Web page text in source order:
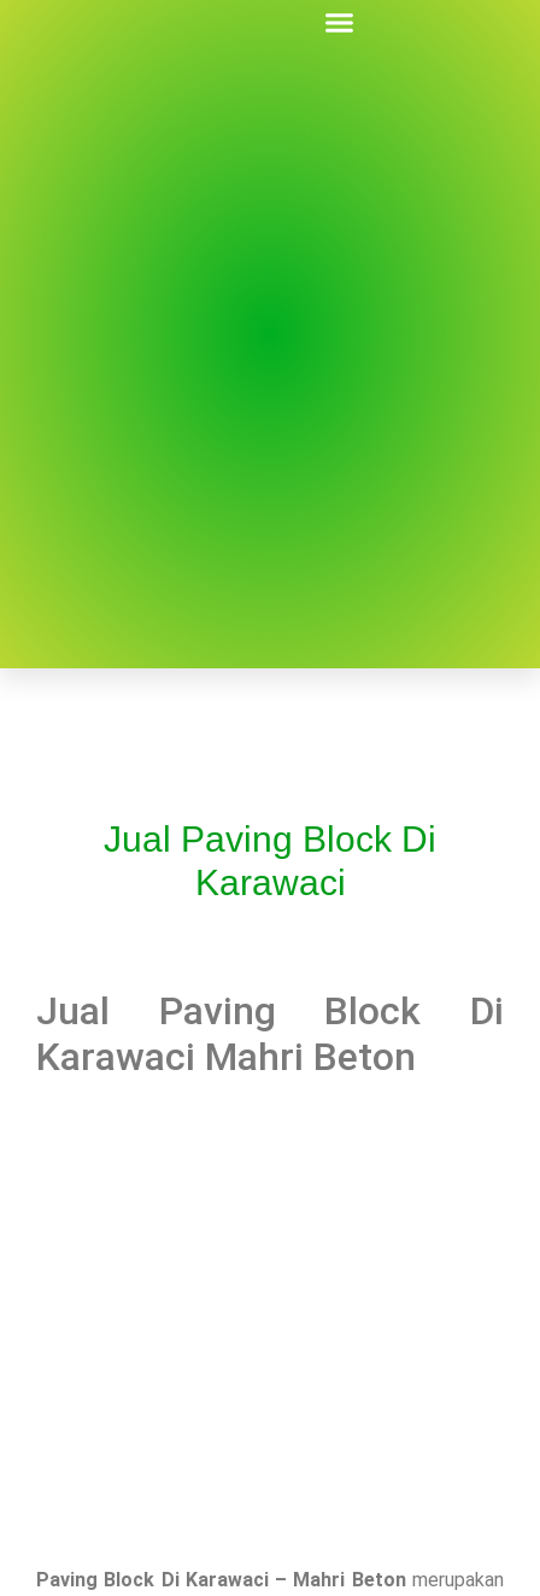
Jual Paving Block Di
Karawaci
Jual Paving Block Di
Karawaci Mahri Beton
Paving Block Di Karawaci– Mahri Betonmerupakan